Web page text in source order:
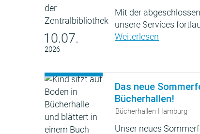
10.07.
2026
Mit der
unsere Services
Weiterlesen
Das neue
Bücherhallen!
Bücherhallen Hamburg
Unser neues